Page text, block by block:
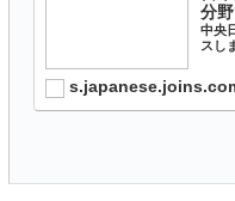
分
中央
スし